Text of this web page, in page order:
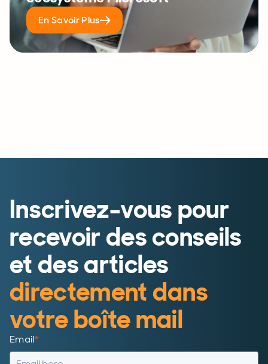
En Savoir Plus
Inscrivez-vous pour
recevoir des conseils
et des articles
directement dans
votre boîte mail
Email*